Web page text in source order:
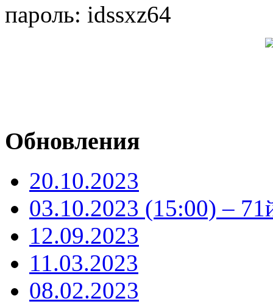
пароль: idssxz64
Обновления
20.10.2023
03.10.2023 (15:00) –
12.09.2023
11.03.2023
08.02.2023